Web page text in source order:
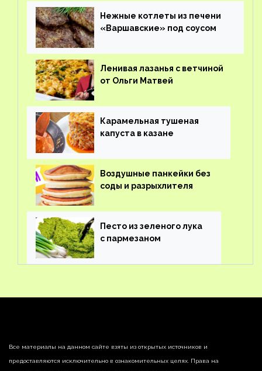
Нежные котлеты из печени
«Варшавские» под соусом
Ленивая лазанья с ветчиной
от Ольги Матвей
Карамельная тушеная
капуста в казане
Воздушные панкейки без
соды и разрыхлителя
Песто из зеленого лука
с пармезаном
Все материалы на данном сайте взяты из открытых источников и
предоставляются исключительно в ознакомительных целях. Права на